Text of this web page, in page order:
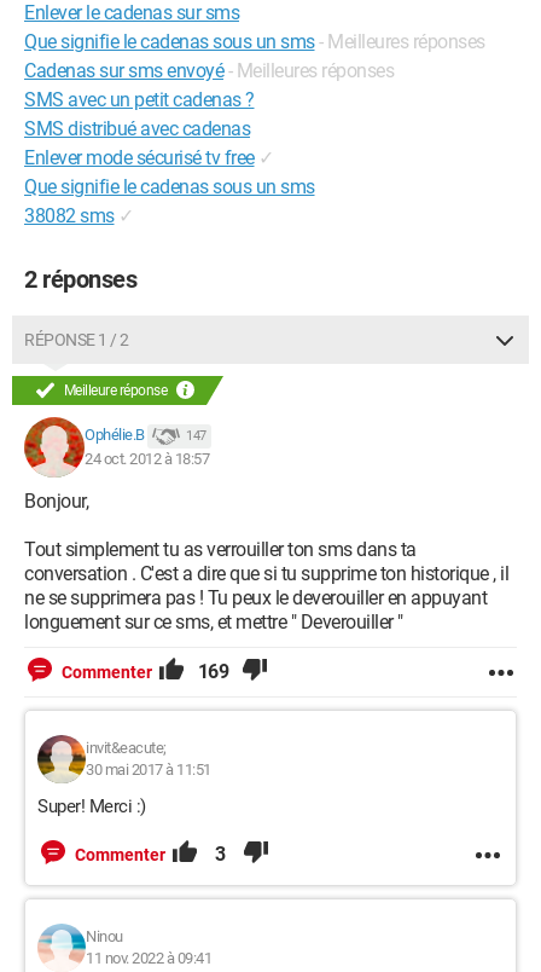
Enlever le cadenas sur sms
Que signifie le cadenas sous un sms- Meilleures réponses
Cadenas sur sms envoyé - Meilleures réponses
SMS avec un petit cadenas ?
SMS distribué avec cadenas
Enlever mode sécurisé tv free ✓
Que signifie le cadenas sous un sms
38082 sms ✓
2 réponses
RÉPONSE 1 / 2
Meilleure réponse
Ophélie.B 147
24 oct. 2012 à 18:57
Bonjour,
Tout simplement tu as verrouiller ton sms dans ta
conversation . C'est a dire que si tu supprime ton historique , il
ne se supprimera pas ! Tu peux le deverouiller en appuyant
longuement sur ce sms, et mettre " Deverouiller "
Commenter 169
invit&eacute;
30 mai 2017 à 11:51
Super! Merci :)
Commenter 3
Ninou
11 nov. 2022 à 09:41